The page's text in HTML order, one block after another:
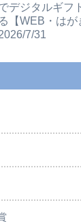
デジタルギフ
る【WEB・はが
7/31